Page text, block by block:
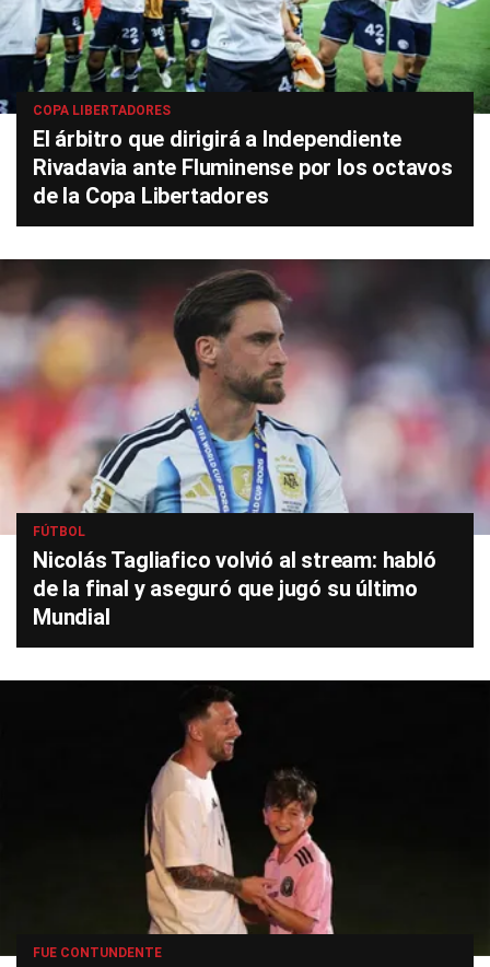
COPA LIBERTADORES
El árbitro que dirigirá a Independiente
Rivadavia ante Fluminense por los octavos
de la Copa Libertadores
FÚTBOL
Nicolás Tagliafico volvió al stream: habló
de la final y aseguró que jugó su último
Mundial
FUE CONTUNDENTE